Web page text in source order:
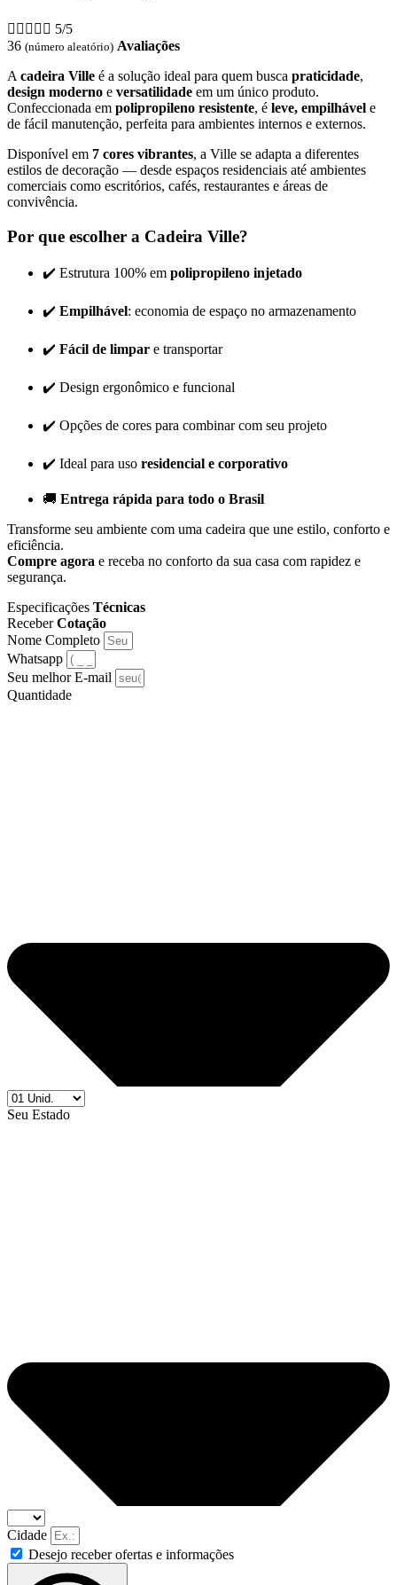
     5/5
36 (número aleatório) Avaliações
A cadeira Ville é a solução ideal para quem busca praticidade,
design moderno e versatilidade em um único produto.
Confeccionada em polipropileno resistente, é leve, empilhável e
de fácil manutenção, perfeita para ambientes internos e externos.
Disponível em 7 cores vibrantes, a Ville se adapta a diferentes
estilos de decoração — desde espaços residenciais até ambientes
comerciais como escritórios, cafés, restaurantes e áreas de
convivência.
Por que escolher a Cadeira Ville?
✔️ Estrutura 100% em polipropileno injetado
✔️ Empilhável: economia de espaço no armazenamento
✔️ Fácil de limpar e transportar
✔️ Design ergonômico e funcional
✔️ Opções de cores para combinar com seu projeto
✔️ Ideal para uso residencial e corporativo
🚚 Entrega rápida para todo o Brasil
Transforme seu ambiente com uma cadeira que une estilo, conforto e
eficiência.
Compre agora e receba no conforto da sua casa com rapidez e
segurança.
Especificações Técnicas
ReceberCotação
Nome Completo
Whatsapp
Seu melhor E-mail
Quantidade
Seu Estado
Cidade
Desejo receber ofertas e informações